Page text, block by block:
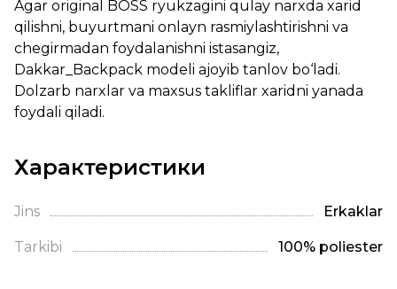
Agar original BOSS ryukzagini qulay narxda xarid
qilishni, buyurtmani onlayn rasmiylashtirishni va
chegirmadan foydalanishni istasangiz,
Dakkar_Backpack modeli ajoyib tanlov bo‘ladi.
Dolzarb narxlar va maxsus takliflar xaridni yanada
foydali qiladi.
Характеристики
Jins Erkaklar
Tarkibi 100% poliester